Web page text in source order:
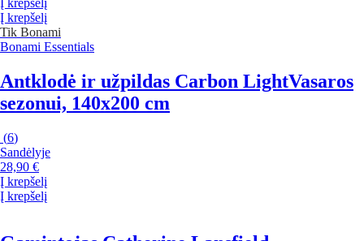
Į krepšelį
Tik Bonami
Bonami Essentials
Antklodė ir užpildas Carbon LightVasaros
sezonui, 140x200 cm
(6)
Sandėlyje
28,90 €
Į krepšelį
Į krepšelį